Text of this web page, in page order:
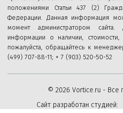
положениями Статьи 437 (2)
Федерации. Данная информация
момент администратором
информации о наличии, стоимости,
пожалуйста, обращайтесь к
(499) 707-88-11; + 7 (903) 520-50-52
© 2026 Vortice.ru - Все
Сайт разработан студией: